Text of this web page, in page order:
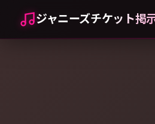
ジャニーズチケット掲